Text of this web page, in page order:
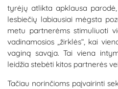
tyrėjų atlikta apklausa
lesbiečių labiausiai mėgsta
metu partnerėms stimuliuoti
vadinamosios „žirklės“, kai
vaginą savąja. Tai viena
leidžia stebėti kitos partnerės
Tačiau norinčioms paįvairinti